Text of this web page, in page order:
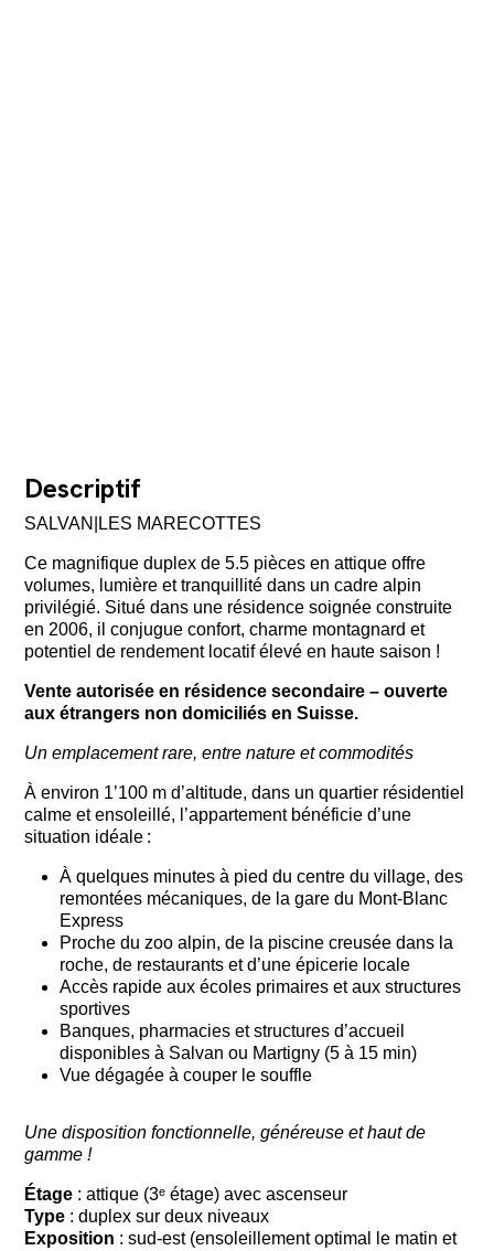
Descriptif
SALVAN|LES MARECOTTES
Ce magnifique duplex de 5.5 pièces en attique offre
volumes, lumière et tranquillité dans un cadre alpin
privilégié. Situé dans une résidence soignée construite
en 2006, il conjugue confort, charme montagnard et
potentiel de rendement locatif élevé en haute saison !
Vente autorisée en résidence secondaire – ouverte
aux étrangers non domiciliés en Suisse.
Un emplacement rare, entre nature et commodités
À environ 1’100 m d’altitude, dans un quartier résidentiel
calme et ensoleillé, l’appartement bénéficie d’une
situation idéale :
À quelques minutes à pied du centre du village, des
remontées mécaniques, de la gare du Mont-Blanc
Express
Proche du zoo alpin, de la piscine creusée dans la
roche, de restaurants et d’une épicerie locale
Accès rapide aux écoles primaires et aux structures
sportives
Banques, pharmacies et structures d’accueil
disponibles à Salvan ou Martigny (5 à 15 min)
Vue dégagée à couper le souffle
Une disposition fonctionnelle, généreuse et haut de
gamme !
Étage : attique (3ᵉ étage) avec ascenseur
Type : duplex sur deux niveaux
Exposition : sud-est (ensoleillement optimal le matin et